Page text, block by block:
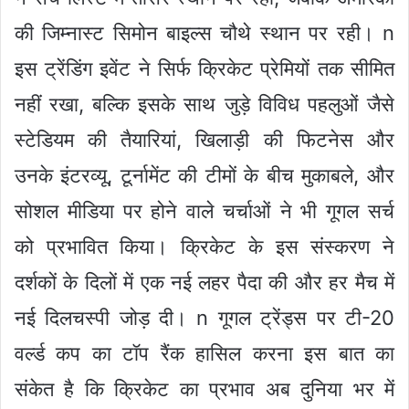
की जिम्नास्ट सिमोन बाइल्स चौथे स्थान पर रही। n
इस ट्रेंडिंग इवेंट ने सिर्फ क्रिकेट प्रेमियों तक सीमित
नहीं रखा, बल्कि इसके साथ जुड़े विविध पहलुओं जैसे
स्टेडियम की तैयारियां, खिलाड़ी की फिटनेस और
उनके इंटरव्यू, टूर्नामेंट की टीमों के बीच मुकाबले, और
सोशल मीडिया पर होने वाले चर्चाओं ने भी गूगल सर्च
को प्रभावित किया। क्रिकेट के इस संस्करण ने
दर्शकों के दिलों में एक नई लहर पैदा की और हर मैच में
नई दिलचस्पी जोड़ दी।
nगूगल ट्रेंड्स पर टी-20
वर्ल्ड कप का टॉप रैंक हासिल करना इस बात का
संकेत है कि क्रिकेट का प्रभाव अब दुनिया भर में